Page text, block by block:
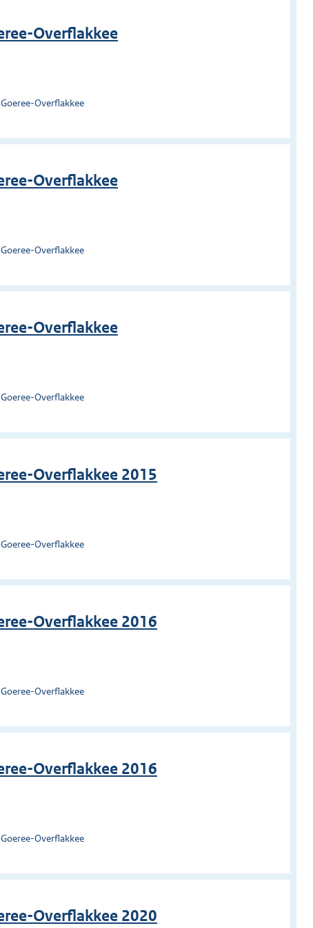
Overflakkee
Overflakkee
Overflakkee
Overflakkee
Overflakkee
Overflakkee
Overflakkee 2015
Overflakkee
Overflakkee 2016
Overflakkee
Overflakkee 2016
Overflakkee
Overflakkee 2020